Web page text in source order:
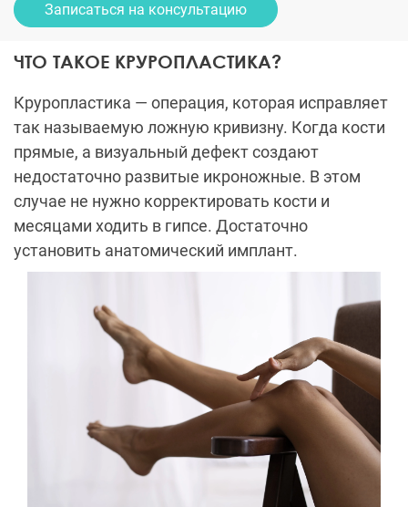
Записаться на консультацию
ЧТО ТАКОЕ КРУРОПЛАСТИКА?
Круропластика — операция, которая исправляет
так называемую ложную кривизну. Когда кости
прямые, а визуальный дефект создают
недостаточно развитые икроножные. В этом
случае не нужно корректировать кости и
месяцами ходить в гипсе. Достаточно
установить анатомический имплант.